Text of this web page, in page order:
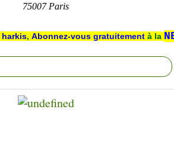
75007 Paris
harkis, Abonnez-vous gratuitement à la